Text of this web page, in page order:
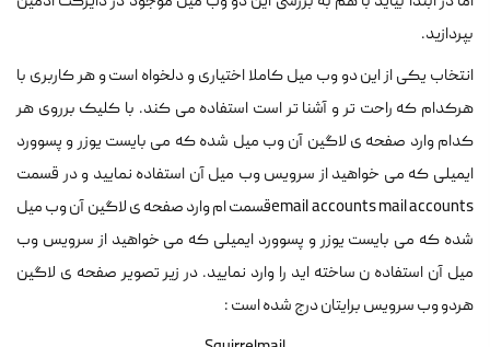
بپردازید.
انتخاب یکی از این دو وب میل کاملا اختیاری و دلخواه است و هر کاربری با
هرکدام که راحت تر و آشنا تر است استفاده می کند. با کلیک برروی هر
کدام وارد صفحه ی لاگین آن وب میل شده که می بایست یوزر و پسوورد
ایمیلی که می خواهید از سرویس وب میل آن استفاده نمایید و در قسمت
email accounts mail accountsقسمت ام وارد صفحه ی لاگین آن وب میل
شده که می بایست یوزر و پسوورد ایمیلی که می خواهید از سرویس وب
میل آن استفاده ن ساخته اید را وارد نمایید. در زیر تصویر صفحه ی لاگین
هردو وب سرویس برایتان درج شده است :